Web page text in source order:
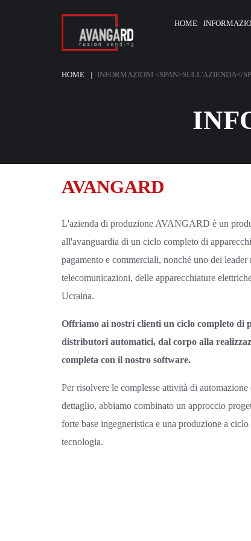
HOME
HOME INFORMAZIONI <SPAN>SULL'AZIENDA</
AVANGARD
L'azienda di produzione AVANGARD è un
all'avanguardia di un ciclo completo di
pagamento e commerciali, nonché uno dei leader
telecomunicazioni, delle apparecchiature
Ucraina.
Offriamo ai nostri clienti un ciclo completo di
distributori automatici, dal corpo alla
completa con il nostro software.
Per risolvere le complesse attività di automazione
dettaglio, abbiamo combinato un approccio
forte base ingegneristica e una produzione a
tecnologia.